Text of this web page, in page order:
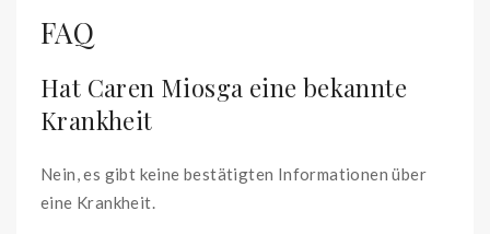
FAQ
Hat Caren Miosga eine bekannte
Krankheit
Nein, es gibt keine bestätigten Informationen über
eine Krankheit.